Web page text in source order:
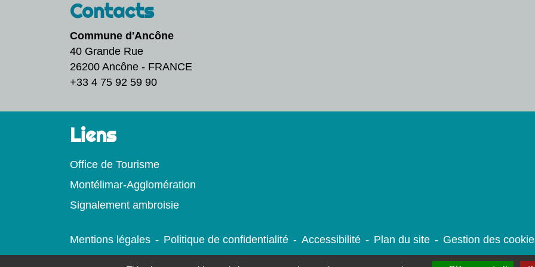
Contacts
Commune d'Ancône
40 Grande Rue
26200 Ancône - FRANCE
+33 4 75 92 59 90
Liens
Office de Tourisme
Montélimar-Agglomération
Signalement ambroisie
Mentions légales - Politique de confidentialité - Accessibilité - Plan du site - Gestion des